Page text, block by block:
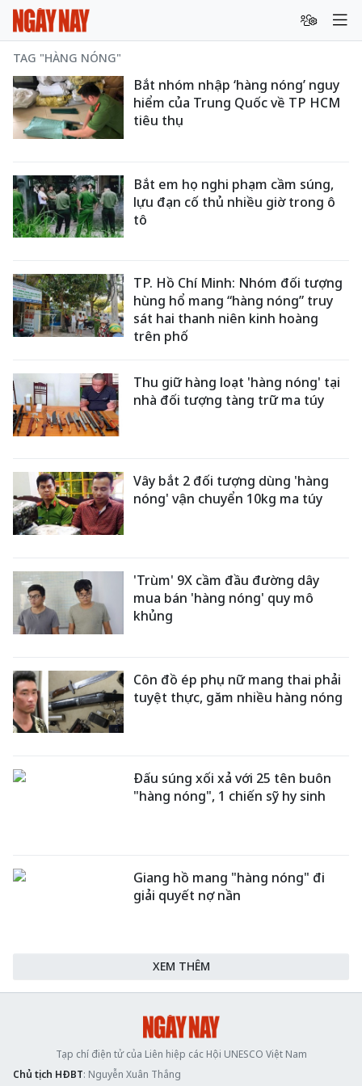
TAG "HÀNG NÓNG"
Bắt nhóm nhập ‘hàng nóng’ nguy
hiểm của Trung Quốc về TP HCM
tiêu thụ
Bắt em họ nghi phạm cầm súng,
lựu đạn cố thủ nhiều giờ trong ô
tô
TP. Hồ Chí Minh: Nhóm đối tượng
hùng hổ mang “hàng nóng” truy
sát hai thanh niên kinh hoàng
trên phố
Thu giữ hàng loạt 'hàng nóng' tại
nhà đối tượng tàng trữ ma túy
Vây bắt 2 đối tượng dùng 'hàng
nóng' vận chuyển 10kg ma túy
'Trùm' 9X cầm đầu đường dây
mua bán 'hàng nóng' quy mô
khủng
Côn đồ ép phụ nữ mang thai phải
tuyệt thực, găm nhiều hàng nóng
Đấu súng xối xả với 25 tên buôn
"hàng nóng", 1 chiến sỹ hy sinh
Giang hồ mang "hàng nóng" đi
giải quyết nợ nần
XEM THÊM
Tạp chí điện tử của Liên hiệp các Hội UNESCO Việt Nam
Chủ tịch HĐBT: Nguyễn Xuân Thắng